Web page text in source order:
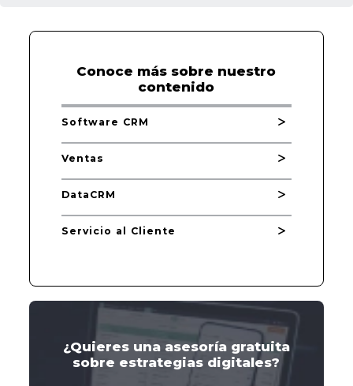
Conoce más sobre nuestro
contenido
Software CRM
Ventas
DataCRM
Servicio al Cliente
¿Quieres una asesoría gratuita
sobre estrategias digitales?